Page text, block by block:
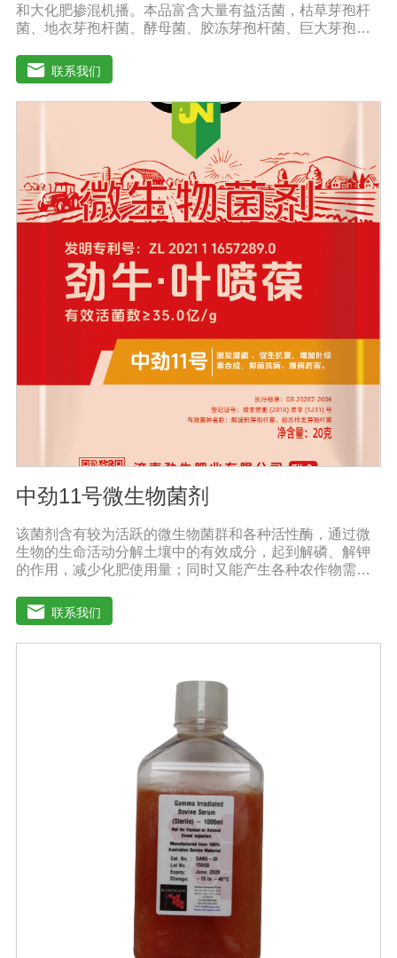
和大化肥掺混机播。本品富含大量有益活菌，枯草芽孢杆
菌、地衣芽孢杆菌、酵母菌、胶冻芽孢杆菌、巨大芽孢杆
放大量养分，增强土壤肥力，能激活土壤养分，使土壤中
氮磷钾、中微量元素利用率达到大化，土壤肥力大幅度提
高。【中劲6号微生物菌剂产品功能】 以菌克菌，有益菌
群有效的抑制病原菌的生长，有效缓解根腐、黄化、枯
萎、烂根、根肿、早衰等现象，防止其它土传病害及重茬
的发生。 1、改善土壤养分微生物菌剂能够增强土壤团粒
结构，疏松土壤，提高土壤通透性和保水保肥能力，增加
土壤有机质，调节土壤PH值，活化土壤中的潜在养分，改
善土壤中养分的供应情况，有效解决因连工连作，重茬等
原因造成的减产问题。针对长期使用鸡粪造成的有机酸毒
害，烧根烧菌，病菌虫卵危害，酸碱不平衡等现状采用高
端生物技术精制而成，破除土壤板结，恢复土壤活力、保
肥保水、生物护根、强健植株、保花保果、促进花芽形
成，提高坐果率。 2、解决土壤重金属污染问题微生物菌
剂中的各种菌能有效的对土壤中的重金属进行溶解、氧化
物，对重金属在土壤中的化学行为产生深刻的影响，有效
解决土壤重金属污染问题。
联系我们
中劲11号微生物菌剂
该菌剂含有较为活跃的微生物菌群和各种活性酶，通过微
生物的生命活动分解土壤中的有效成分，起到解磷、解钾
的作用，减少化肥使用量；同时又能产生各种农作物需要
节植物生长;并且能产生抗生素、系统防卫酶等多种物质，
可以抑制细菌或真菌性病害或诱导系统抗性，间接达到促
进植物生长的作用。【产品功能】1、改善土壤养分：疏松
减产问题。2、解磷解钾、提高化肥利用率：有效菌能分解
土壤中的有机质，减少氮肥的流失;其中解钾解磷菌能将土
壤中固化的化学钾肥、化学磷肥分解转化为速效钾、速效
磷。3、改善作物品质：使用菌剂后，作物中的蛋白质、糖
分、氨基酸、维生素等有益成分含量有所提高，起到改善
作物品质的作用。4、增强作物的抗逆性能、提高产量：分
泌赤霉素、细胞分裂素、生长素等活性物质，刺激、调
节、促进作物的生长发育，增强农作物的抗逆性能，有利
于农作物的增产【用法用量】拌种：在干种(含包衣种子)或
催芽种子上撒上少许水，均匀湿润种子后，将本品撒在种
子上拌匀，晾千后播种。用量：粮食类用20g本品拌2斤，
稻种或4斤，玉米种、大豆种或15斤小麦种，花生种用20g
本品拌20-40斤种子，瓜菜类用20g本品拌3公斤种子。可
有效提高种子出芽率，减少苗期病害的发生。
联系我们